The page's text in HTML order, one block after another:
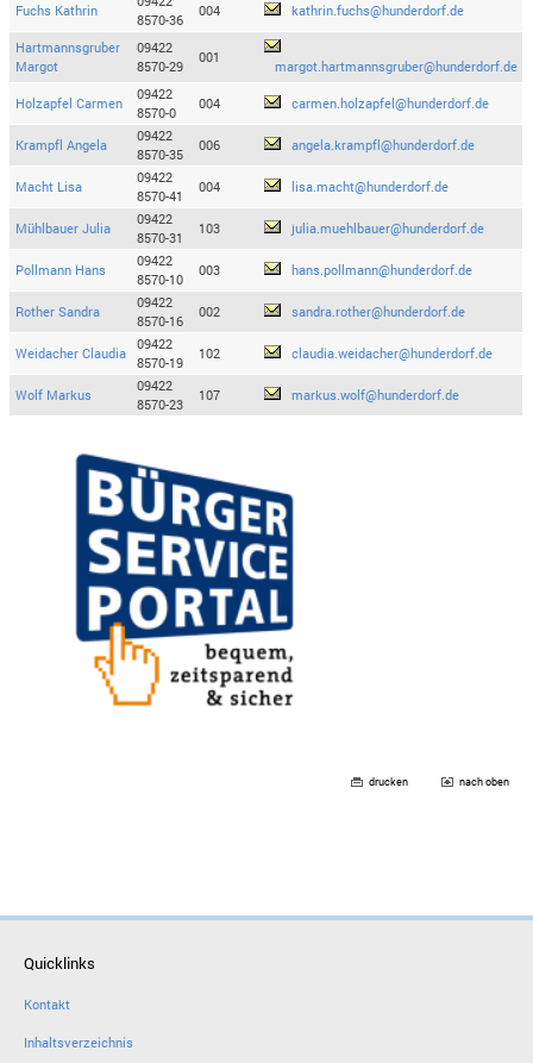
Fuchs Kathrin
8570-36
004 kathrin.fuchs@hunderdorf.de
Hartmannsgruber
Margot
09422
8570-29
001
margot.hartmannsgruber@hunderdorf.de
Holzapfel Carmen
09422
8570-0
004 carmen.holzapfel@hunderdorf.de
Krampfl Angela
09422
8570-35
006 angela.krampfl@hunderdorf.de
Macht Lisa
09422
8570-41
004 lisa.macht@hunderdorf.de
Mühlbauer Julia
09422
8570-31
103 julia.muehlbauer@hunderdorf.de
Pollmann Hans
09422
8570-10
003 hans.pollmann@hunderdorf.de
Rother Sandra
09422
8570-16
002 sandra.rother@hunderdorf.de
Weidacher Claudia
09422
8570-19
102 claudia.weidacher@hunderdorf.de
Wolf Markus
09422
8570-23
107 markus.wolf@hunderdorf.de
drucken nach oben
Quicklinks
Kontakt
Inhaltsverzeichnis